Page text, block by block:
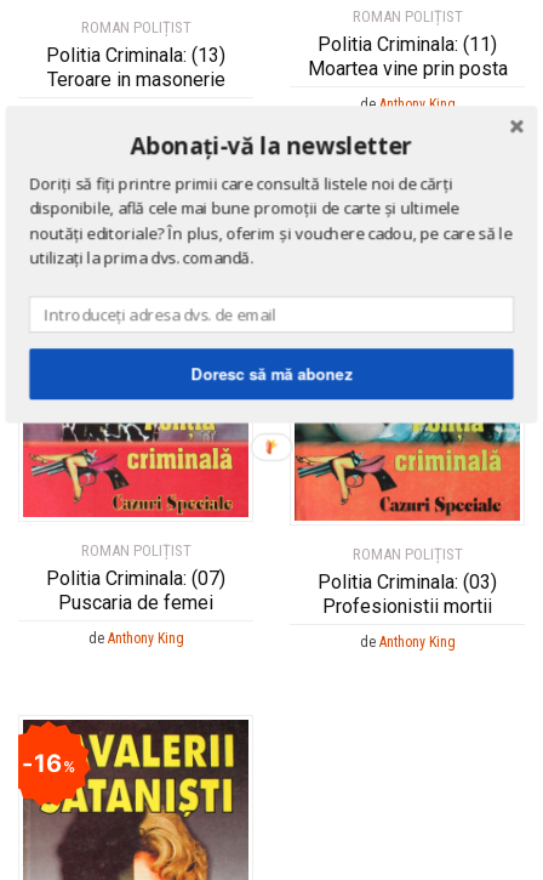
ROMAN POLIȚIST
Politia Criminala: (13)
Teroare in masonerie
ROMAN POLIȚIST
Politia Criminala: (11)
Moartea vine prin posta
de Anthony King
ROMAN POLIȚIST
Politia Criminala: (07)
Puscaria de femei
de Anthony King
ROMAN POLIȚIST
Politia Criminala: (03)
Profesionistii mortii
16%
de Anthony King
16%
Abonați-vă la newsletter
Doriți să fiți printre primii care consultă listele noi de cărți
disponibile, află cele mai bune promoții de carte și ultimele
noutăți editoriale? În plus, oferim și vouchere cadou, pe care să le
utilizați la prima dvs. comandă.
Doresc să mă abonez